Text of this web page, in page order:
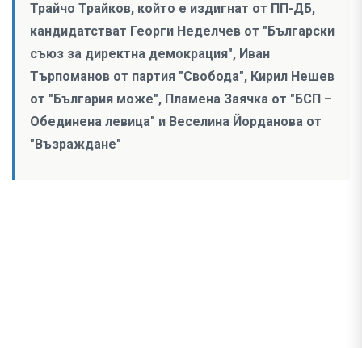
Трайчо Трайков, който е издигнат от ПП-ДБ,
кандидатстват Георги Неделчев от "Български
съюз за директна демокрация", Иван
Търпоманов от партия "Свобода", Кирил Нешев
от "България може", Пламена Заячка от "БСП –
Обединена левица" и Веселина Йорданова от
"Възраждане"